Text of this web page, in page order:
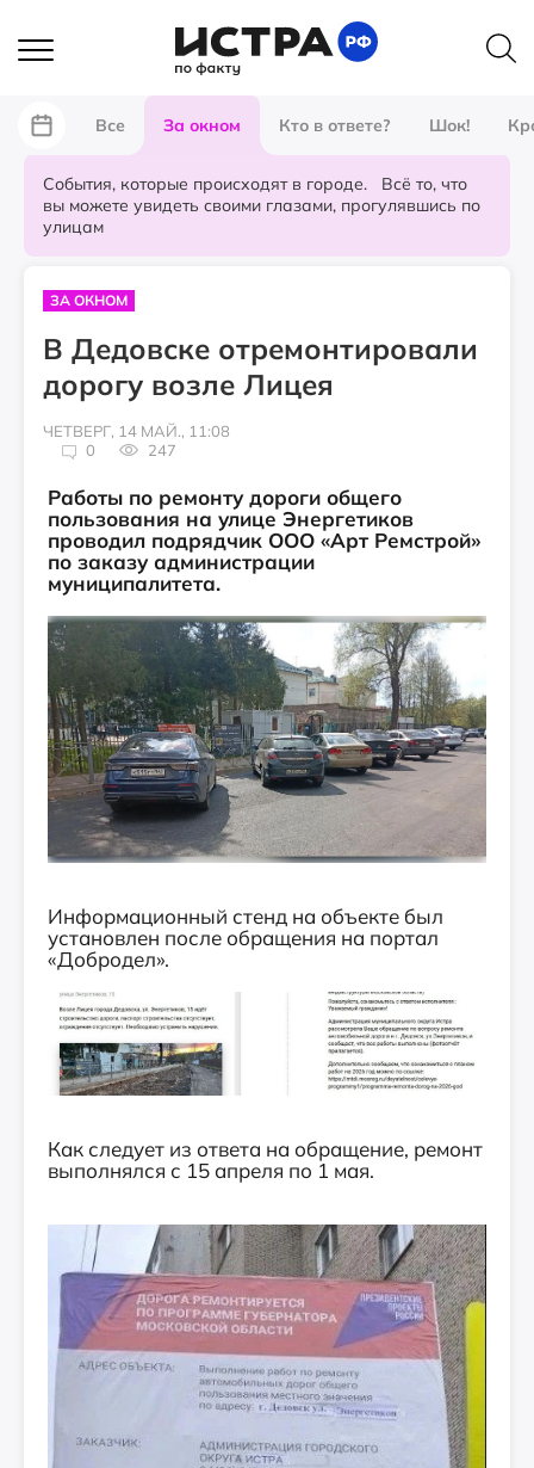
Все За окном Кто в ответе? Шок!
События, которые происходят в городе. Всё то, что
вы можете увидеть своими глазами, прогулявшись по
улицам
ЗА ОКНОМ
В Дедовске отремонтировали
дорогу возле Лицея
ЧЕТВЕРГ, 14 МАЙ., 11:08
0
247
Работы по ремонту дороги общего
пользования на улице Энергетиков
проводил подрядчик ООО «Арт Ремстрой»
по заказу администрации
муниципалитета.
Информационный стенд на объекте был
установлен после обращения на портал
«Добродел».
Как следует из ответа на обращение, ремонт
выполнялся с 15 апреля по 1 мая.